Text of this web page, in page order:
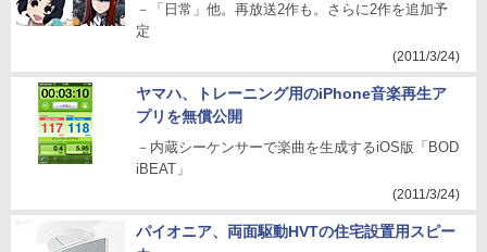
－「日常」他。再放送2作も。さらに2作を追加予
定
(2011/3/24)
ヤマハ、トレーニング用のiPhone音楽再生ア
プリを無償公開
－内蔵シーケンサーで楽曲を生成するiOS版「BOD
iBEAT」
(2011/3/24)
パイオニア、両面駆動HVTの住宅設置用スピー